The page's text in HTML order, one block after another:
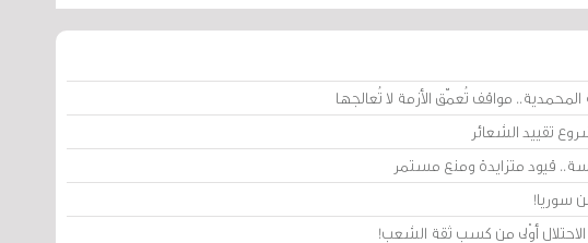
مواقف تُعمّق الأزمة لا تُعالجها
تقييد الشعائر
قيود متزايدة ومنع مستمر
سوريا!
أوْلى من كسب ثقة الشعب!